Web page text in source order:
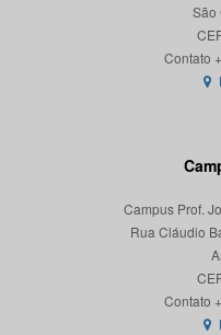
São
Campus Prof.
Rua Cláudio